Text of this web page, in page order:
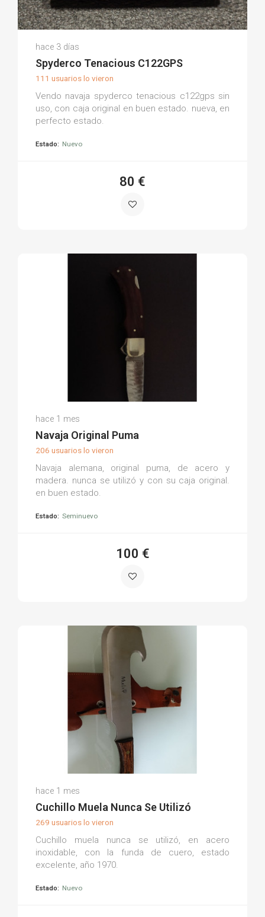
Luis S.
hace 3 días
Spyderco Tenacious C122GPS
111 usuarios lo vieron
Vendo navaja spyderco tenacious c122gps sin
uso, con caja original en buen estado. nueva, en
perfecto estado.
Estado: Nuevo
80 €
(0)
hace 1 mes
Navaja Original Puma
206 usuarios lo vieron
Navaja alemana, original puma, de acero y
madera. nunca se utilizó y con su caja original.
en buen estado.
Estado: Seminuevo
100 €
(0)
hace 1 mes
Cuchillo Muela Nunca Se Utilizó
269 usuarios lo vieron
Cuchillo muela nunca se utilizó, en acero
inoxidable, con la funda de cuero, estado
excelente, año 1970.
Estado: Nuevo